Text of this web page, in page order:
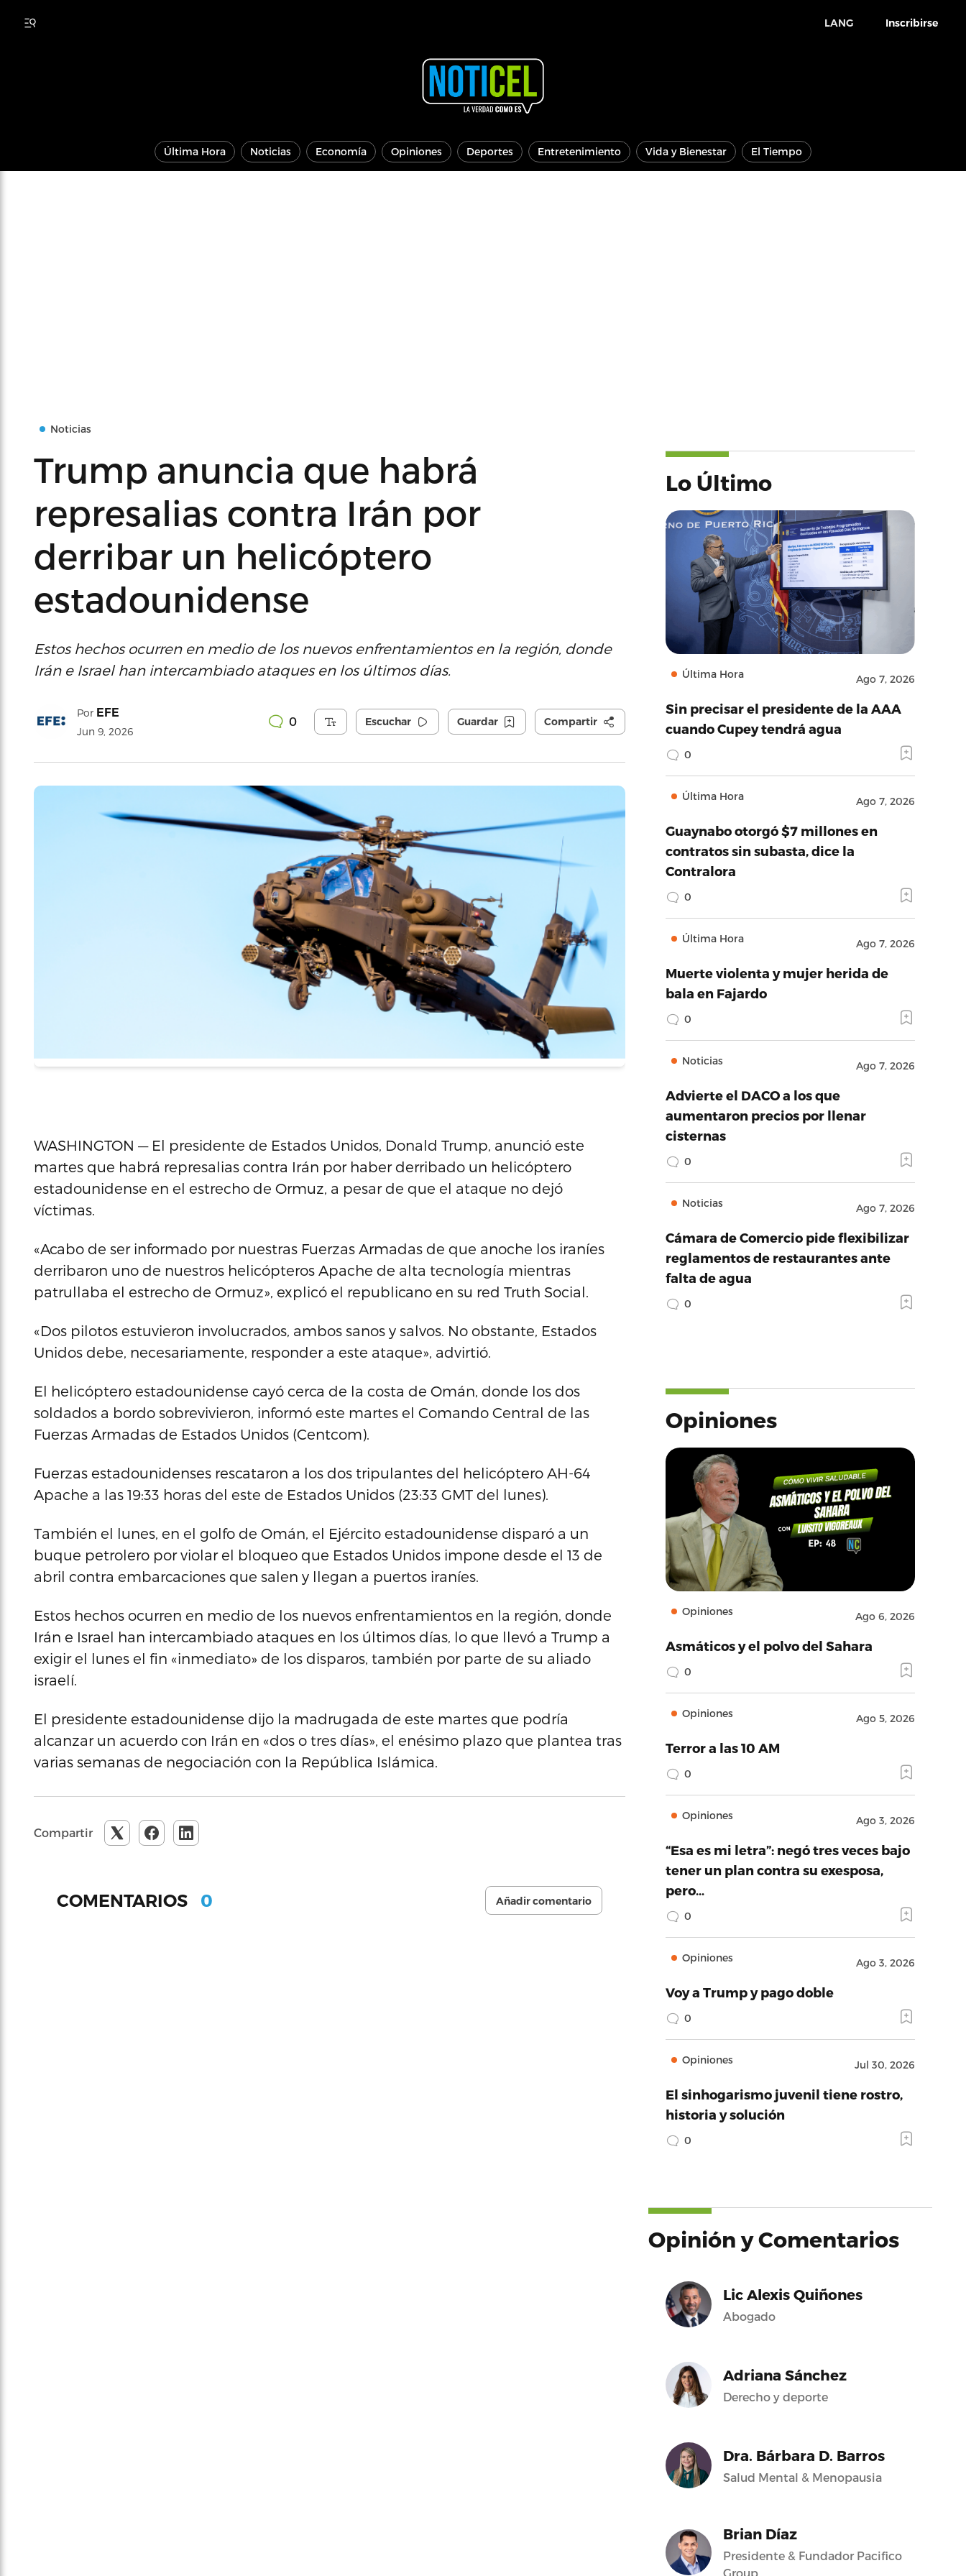
LANG Inscribirse
Última Hora Noticias Economía Opiniones Deportes Entretenimiento Vida y Bienestar El Tiempo
Noticias
Trump anuncia que habrá
represalias contra Irán por
derribar un helicóptero
estadounidense
Estos hechos ocurren en medio de los nuevos enfrentamientos en la región, donde
Irán e Israel han intercambiado ataques en los últimos días.
Por EFE
Jun 9, 2026
0 Escuchar Guardar Compartir
WASHINGTON — El presidente de Estados Unidos, Donald Trump, anunció este
martes que habrá represalias contra Irán por haber derribado un helicóptero
estadounidense en el estrecho de Ormuz, a pesar de que el ataque no dejó
víctimas.
«Acabo de ser informado por nuestras Fuerzas Armadas de que anoche los iraníes
derribaron uno de nuestros helicópteros Apache de alta tecnología mientras
patrullaba el estrecho de Ormuz», explicó el republicano en su red Truth Social.
«Dos pilotos estuvieron involucrados, ambos sanos y salvos. No obstante, Estados
Unidos debe, necesariamente, responder a este ataque», advirtió.
El helicóptero estadounidense cayó cerca de la costa de Omán, donde los dos
soldados a bordo sobrevivieron, informó este martes el Comando Central de las
Fuerzas Armadas de Estados Unidos (Centcom).
Fuerzas estadounidenses rescataron a los dos tripulantes del helicóptero AH-64
Apache a las 19:33 horas del este de Estados Unidos (23:33 GMT del lunes).
También el lunes, en el golfo de Omán, el Ejército estadounidense disparó a un
buque petrolero por violar el bloqueo que Estados Unidos impone desde el 13 de
abril contra embarcaciones que salen y llegan a puertos iraníes.
Estos hechos ocurren en medio de los nuevos enfrentamientos en la región, donde
Irán e Israel han intercambiado ataques en los últimos días, lo que llevó a Trump a
exigir el lunes el fin «inmediato» de los disparos, también por parte de su aliado
israelí.
El presidente estadounidense dijo la madrugada de este martes que podría
alcanzar un acuerdo con Irán en «dos o tres días», el enésimo plazo que plantea tras
varias semanas de negociación con la República Islámica.
Compartir
COMENTARIOS 0 Añadir comentario
Lo Último
Última Hora Ago 7, 2026
Sin precisar el presidente de la AAA
cuando Cupey tendrá agua
0
Última Hora Ago 7, 2026
Guaynabo otorgó $7 millones en
contratos sin subasta, dice la
Contralora
0
Última Hora Ago 7, 2026
Muerte violenta y mujer herida de
bala en Fajardo
0
Noticias Ago 7, 2026
Advierte el DACO a los que
aumentaron precios por llenar
cisternas
0
Noticias Ago 7, 2026
Cámara de Comercio pide flexibilizar
reglamentos de restaurantes ante
falta de agua
0
Opiniones
Opiniones Ago 6, 2026
Asmáticos y el polvo del Sahara
0
Opiniones Ago 5, 2026
Terror a las 10 AM
0
Opiniones Ago 3, 2026
“Esa es mi letra”: negó tres veces bajo
tener un plan contra su exesposa,
pero…
0
Opiniones Ago 3, 2026
Voy a Trump y pago doble
0
Opiniones Jul 30, 2026
El sinhogarismo juvenil tiene rostro,
historia y solución
0
Opinión y Comentarios
Lic Alexis Quiñones
Abogado
Adriana Sánchez
Derecho y deporte
Dra. Bárbara D. Barros
Salud Mental & Menopausia
Brian Díaz
Presidente & Fundador Pacifico
Group